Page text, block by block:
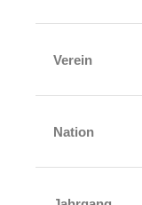
Verein
Nation